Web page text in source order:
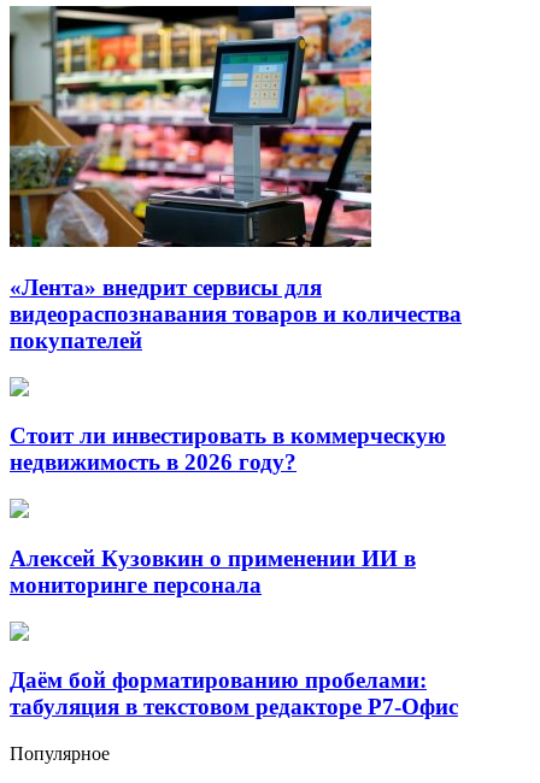
«Лента» внедрит сервисы для
видеораспознавания товаров и количества
покупателей
Стоит ли инвестировать в коммерческую
недвижимость в 2026 году?
Алексей Кузовкин о применении ИИ в
мониторинге персонала
Даём бой форматированию пробелами:
табуляция в текстовом редакторе Р7-Офис
Популярное